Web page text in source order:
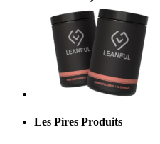
Les Pires Produits
Prima Minceur